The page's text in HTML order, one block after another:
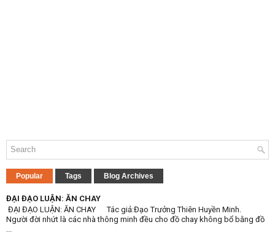
Popular Tags Blog Archives
ĐẠI ĐẠO LUẬN: ĂN CHAY
ĐẠI ĐẠO LUẬN: ĂN CHAY Tác giả:Đạo Trưởng Thiên Huyền Minh.
Người đời nhứt là các nhà thông minh đều cho đồ chay không bổ bằng đồ
...